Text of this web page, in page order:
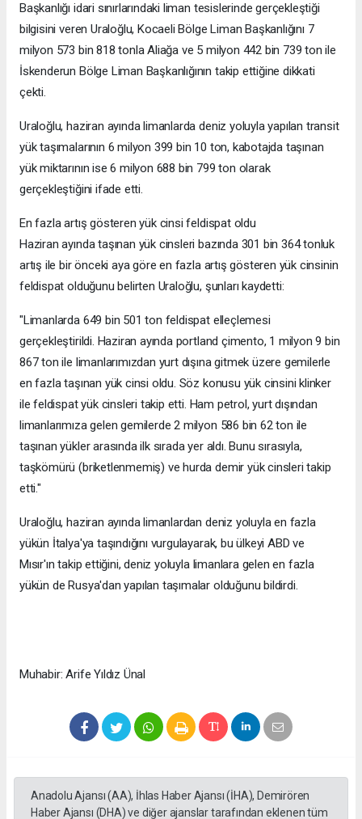
Başkanlığı idari sınırlarındaki liman tesislerinde gerçekleştiği
bilgisini veren Uraloğlu, Kocaeli Bölge Liman Başkanlığını 7
milyon 573 bin 818 tonla Aliağa ve 5 milyon 442 bin 739 ton ile
İskenderun Bölge Liman Başkanlığının takip ettiğine dikkati
çekti.
Uraloğlu, haziran ayında limanlarda deniz yoluyla yapılan transit
yük taşımalarının 6 milyon 399 bin 10 ton, kabotajda taşınan
yük miktarının ise 6 milyon 688 bin 799 ton olarak
gerçekleştiğini ifade etti.
En fazla artış gösteren yük cinsi feldispat oldu
Haziran ayında taşınan yük cinsleri bazında 301 bin 364 tonluk
artış ile bir önceki aya göre en fazla artış gösteren yük cinsinin
feldispat olduğunu belirten Uraloğlu, şunları kaydetti:
"Limanlarda 649 bin 501 ton feldispat elleçlemesi
gerçekleştirildi. Haziran ayında portland çimento, 1 milyon 9 bin
867 ton ile limanlarımızdan yurt dışına gitmek üzere gemilerle
en fazla taşınan yük cinsi oldu. Söz konusu yük cinsini klinker
ile feldispat yük cinsleri takip etti. Ham petrol, yurt dışından
limanlarımıza gelen gemilerde 2 milyon 586 bin 62 ton ile
taşınan yükler arasında ilk sırada yer aldı. Bunu sırasıyla,
taşkömürü (briketlenmemiş) ve hurda demir yük cinsleri takip
etti."
Uraloğlu, haziran ayında limanlardan deniz yoluyla en fazla
yükün İtalya'ya taşındığını vurgulayarak, bu ülkeyi ABD ve
Mısır'ın takip ettiğini, deniz yoluyla limanlara gelen en fazla
yükün de Rusya'dan yapılan taşımalar olduğunu bildirdi.
Muhabir: Arife Yıldız Ünal
Anadolu Ajansı (AA), İhlas Haber Ajansı (İHA), Demirören
Haber Ajansı (DHA) ve diğer ajanslar tarafından eklenen tüm